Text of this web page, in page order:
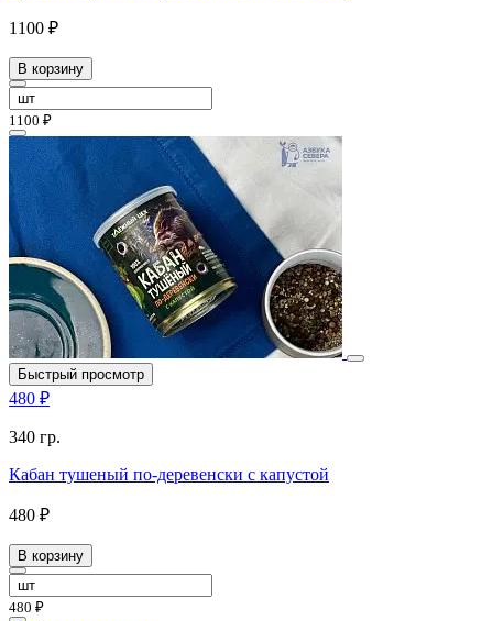
1100 ₽
В корзину
1100 ₽
Быстрый просмотр
480 ₽
340 гр.
Кабан тушеный по-деревенски с капустой
480 ₽
В корзину
480 ₽